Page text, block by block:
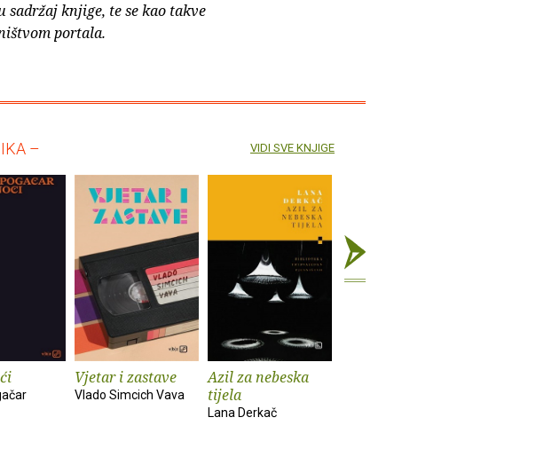
knjige, te se kao takve
portala.
–
Vjetar i zastave
Vlado Simcich Vava
Azil za nebeska
tijela
Lana Derkač
VIDI SVE KNJIGE